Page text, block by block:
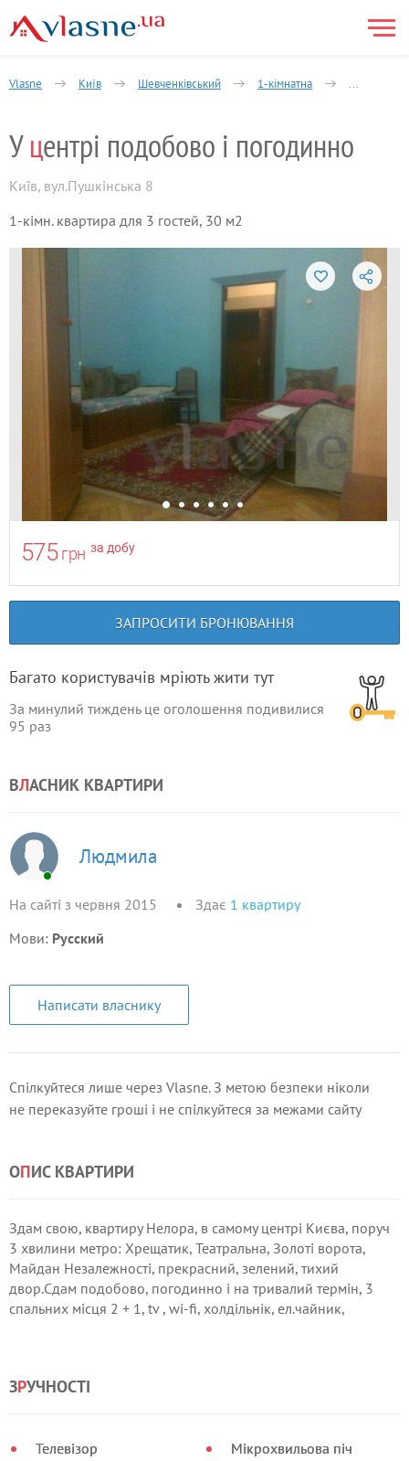
Vlasne Київ Шевченківський 1-кімнатна
Уцентрі подобово і погодинно
Київ, вул.Пушкінська 8
1-кімн. квартира для 3 гостей, 30 м2
575 грн за добу
ЗАПРОСИТИ БРОНЮВАННЯ
Багато користувачів мріють жити тут
За минулий тиждень це оголошення подивилися
95 раз
ВЛАСНИК КВАРТИРИ
Людмила
На сайті з червня 2015 Здає 1 квартиру
Мови: Русский
Написати власнику
Спілкуйтеся лише через Vlasne. З метою безпеки ніколи
не переказуйте гроші і не спілкуйтеся за межами сайту
ОПИС КВАРТИРИ
Здам свою, квартиру Нелора, в самому центрі Києва, поруч
3 хвилини метро: Хрещатик, Театральна, Золоті ворота,
Майдан Незалежностi, прекрасний, зелений, тихий
двор.Сдам подобово, погодинно і на тривалий термін, 3
спальних місця 2 + 1, tv , wi-fi, холдільнік, ел.чайник,
ЗРУЧНОСТІ
Телевізор
Мікрохвильова піч